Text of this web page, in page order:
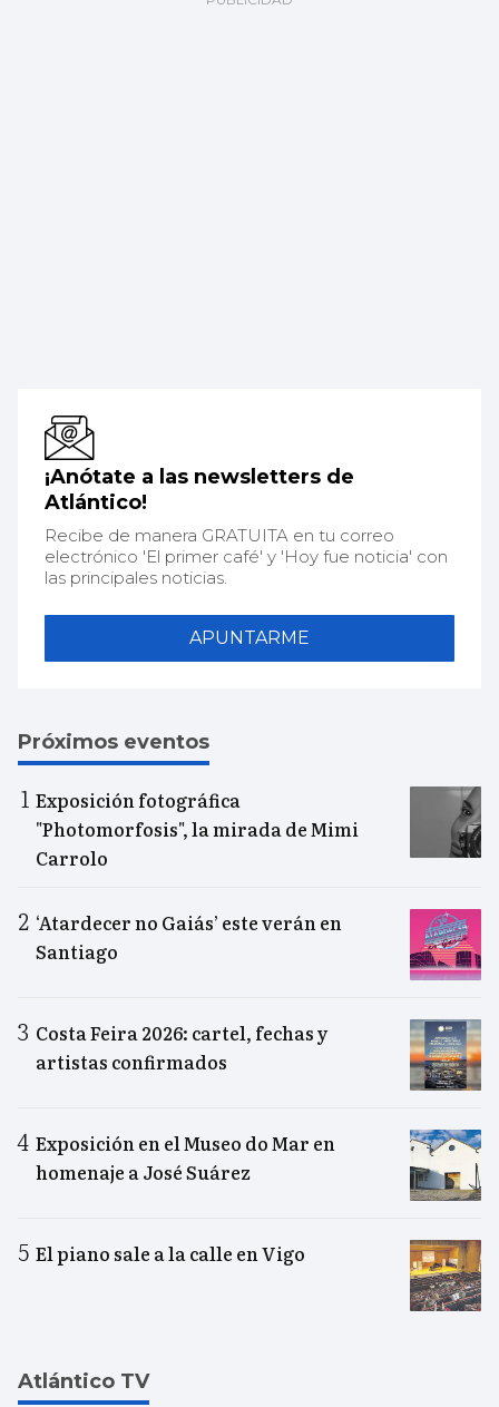
¡Anótate a las newsletters de
Atlántico!
Recibe de manera GRATUITA en tu correo
electrónico 'El primer café' y 'Hoy fue noticia' con
las principales noticias.
APUNTARME
Próximos eventos
Exposición fotográfica
"Photomorfosis", la mirada de Mimi
Carrolo
‘Atardecer no Gaiás’ este verán en
Santiago
Costa Feira 2026: cartel, fechas y
artistas confirmados
Exposición en el Museo do Mar en
homenaje a José Suárez
El piano sale a la calle en Vigo
Atlántico TV